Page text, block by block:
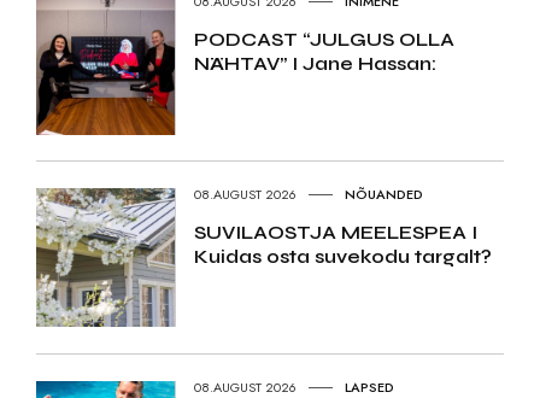
PODCAST “JULGUS OLLA
NÄHTAV” I Jane Hassan:
08.AUGUST 2026 NÕUANDED
SUVILAOSTJA MEELESPEA I
Kuidas osta suvekodu targalt?
08.AUGUST 2026 LAPSED